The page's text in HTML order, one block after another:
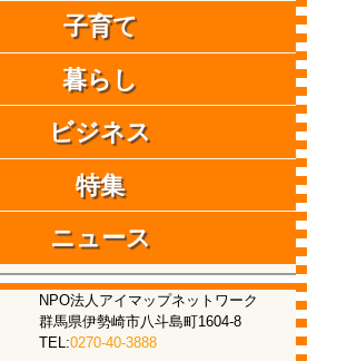
子育て
暮らし
ビジネス
特集
ニュース
NPO法人アイマップネットワーク
群馬県伊勢崎市八斗島町1604-8
TEL:0270-40-3888